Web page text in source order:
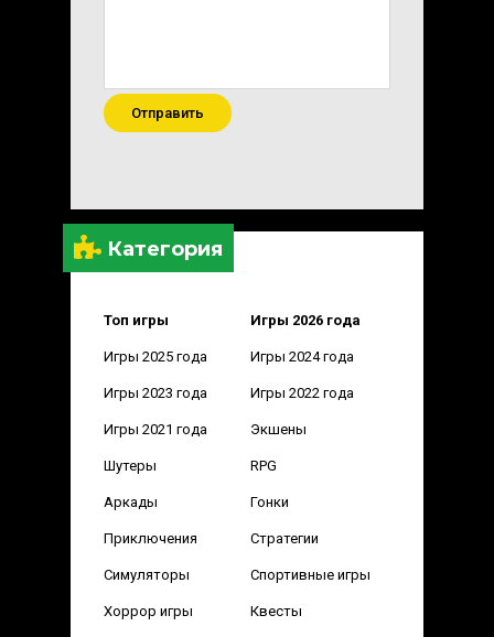
Категория
Топ игры Игры 2026 года
Игры 2025 года Игры 2024 года
Игры 2023 года Игры 2022 года
Игры 2021 года Экшены
Шутеры RPG
Аркады Гонки
Приключения Стратегии
Симуляторы Спортивные игры
Хоррор игры Квесты
Отправить